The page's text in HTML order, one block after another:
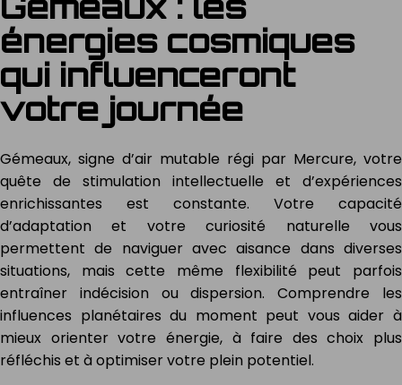
énergies cosmiques
qui influenceront
votre journée
Gémeaux, signe d’air mutable régi par Mercure, votre
quête de stimulation intellectuelle et d’expériences
enrichissantes est constante. Votre capacité
d’adaptation et votre curiosité naturelle vous
permettent de naviguer avec aisance dans diverses
situations, mais cette même flexibilité peut parfois
entraîner indécision ou dispersion. Comprendre les
influences planétaires du moment peut vous aider à
mieux orienter votre énergie, à faire des choix plus
réfléchis et à optimiser votre plein potentiel.